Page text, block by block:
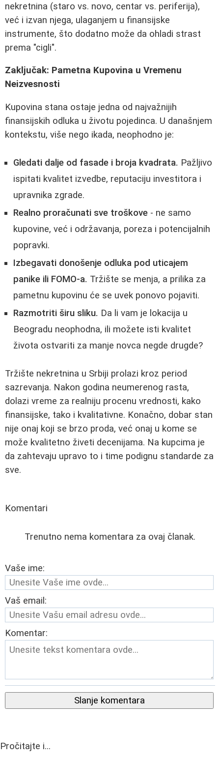
nekretnina (staro vs. novo, centar vs. periferija),
već i izvan njega, ulaganjem u finansijske
instrumente, što dodatno može da ohladi strast
prema "cigli".
Zaključak: Pametna Kupovina u Vremenu
Neizvesnosti
Kupovina stana ostaje jedna od najvažnijih
finansijskih odluka u životu pojedinca. U današnjem
kontekstu, više nego ikada, neophodno je:
Gledati dalje od fasade i broja kvadrata. Pažljivo
ispitati kvalitet izvedbe, reputaciju investitora i
upravnika zgrade.
Realno proračunati sve troškove - ne samo
kupovine, već i održavanja, poreza i potencijalnih
popravki.
Izbegavati donošenje odluka pod uticajem
panike ili FOMO-a. Tržište se menja, a prilika za
pametnu kupovinu će se uvek ponovo pojaviti.
Razmotriti širu sliku. Da li vam je lokacija u
Beogradu neophodna, ili možete isti kvalitet
života ostvariti za manje novca negde drugde?
Tržište nekretnina u Srbiji prolazi kroz period
sazrevanja. Nakon godina neumerenog rasta,
dolazi vreme za realniju procenu vrednosti, kako
finansijske, tako i kvalitativne. Konačno, dobar stan
nije onaj koji se brzo proda, već onaj u kome se
može kvalitetno živeti decenijama. Na kupcima je
da zahtevaju upravo to i time podignu standarde za
sve.
Komentari
Trenutno nema komentara za ovaj članak.
Vaše ime:
Vaš email:
Komentar:
Slanje komentara
Pročitajte i...